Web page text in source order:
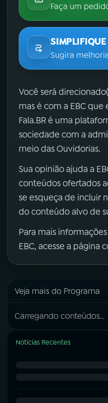
Faça um
SIMPLIFIQUE
Sugira
Você será
mas é com a EBC
Fala.BR é uma
sociedade com a
meio das Ouvidorias.
Sua opinião ajuda a
conteúdos ofertados
se esqueça de incluir
do conteúdo alvo de
Para mais
EBC, acesse a página
Veja mais do Programa
Carregando conteúdos...
Notícias Recentes